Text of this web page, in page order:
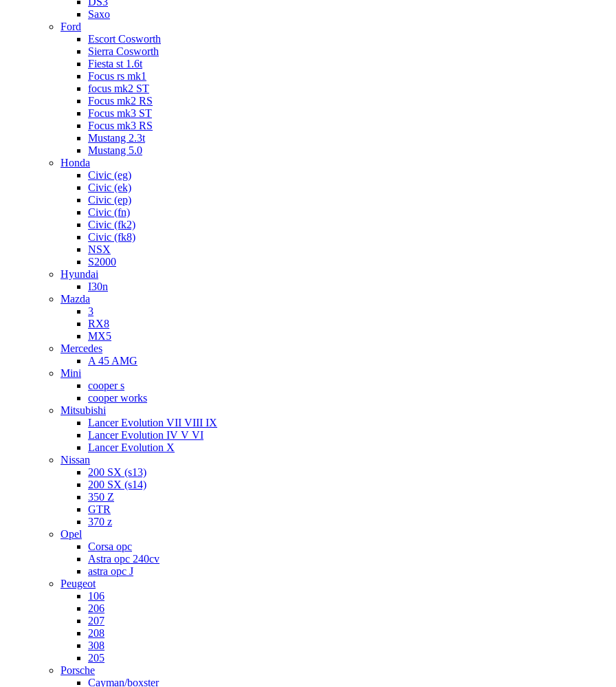
Saxo
Ford
Escort Cosworth
Sierra Cosworth
Fiesta st 1.6t
Focus rs mk1
focus mk2 ST
Focus mk2 RS
Focus mk3 ST
Focus mk3 RS
Mustang 2.3t
Mustang 5.0
Honda
Civic (eg)
Civic (ek)
Civic (ep)
Civic (fn)
Civic (fk2)
Civic (fk8)
NSX
S2000
Hyundai
I30n
Mazda
3
RX8
MX5
Mercedes
A 45 AMG
Mini
cooper s
cooper works
Mitsubishi
Lancer Evolution VII VIII IX
Lancer Evolution IV V VI
Lancer Evolution X
Nissan
200 SX (s13)
200 SX (s14)
350 Z
GTR
370 z
Opel
Corsa opc
Astra opc 240cv
astra opc J
Peugeot
106
206
207
208
308
205
Porsche
Cayman/boxster